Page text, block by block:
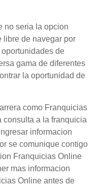
no seria la opcion
libre de navegar por
de
gama de diferentes
la oportunidad de
como Franquicias
consulta a la franquicia
informacion
se comunique contigo
Franquicias Online
mas informacion
Online antes de